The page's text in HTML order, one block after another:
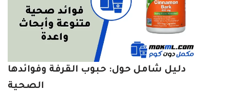
دليل شامل حول: حبوب القرفة وفوائدها
الصحية